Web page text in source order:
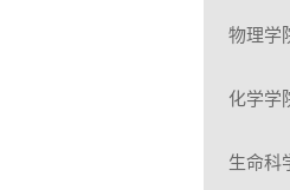
物理学
化学学
生命科